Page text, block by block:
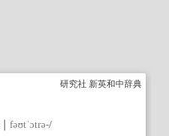
研究社 新英和中辞典
fəʊtˈɔtrə‐/